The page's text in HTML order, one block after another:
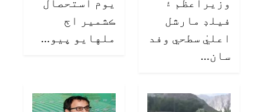
فيلڊ مارشل
اعليٰ سطحي وفد
سان…
ڪشمير اڄ
ملهايو پيو…